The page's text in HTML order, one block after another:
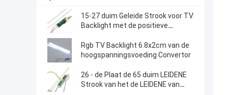
15-27 duim Geleide Strook voor TV
Backlight met de positieve
Rgb TV Backlight 6.8x2cm van de
hoogspanningsvoeding Convertor
26 - de Plaat de 65 duim LEIDENE
Strook van het de LEIDENE van